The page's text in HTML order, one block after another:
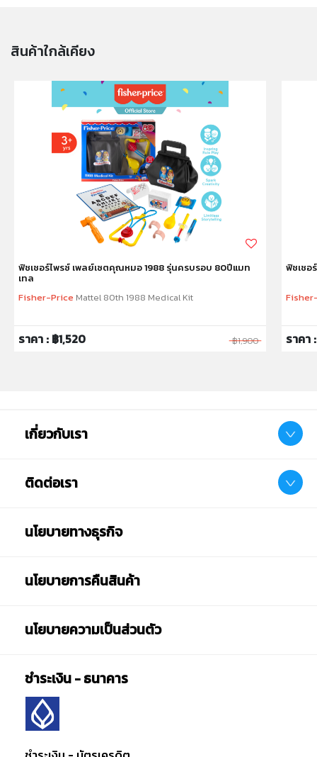
การตั้งค่าการแสดงผลสีของแต่ละหน้าจอ
ห้ามแยกชิ้นส่วนออกจากกัน ชิ้นส่วนมีขนาดเล็ก เด็กควรใช้
งานในการดูแลของผู้ปกครอง หรือผู้เชี่ยวชาญ ไม่นำเข้าจมูก
สินค้าใกล้เคียง
ฟิชเชอร์ไพรซ์ เพลย์เซตคุณหมอ 1988 รุ่นครบรอบ 80ปีแมท
เทล
Fisher-Price Mattel 80th 1988 Medical Kit
ราคา : ฿1,520 ฿1,900
ฟิชเชอ
ราคา
เกี่ยวกับเรา
ติดต่อเรา
นโยบายทางธุรกิจ
นโยบายการคืนสินค้า
นโยบายความเป็นส่วนตัว
ชำระเงิน - ธนาคาร